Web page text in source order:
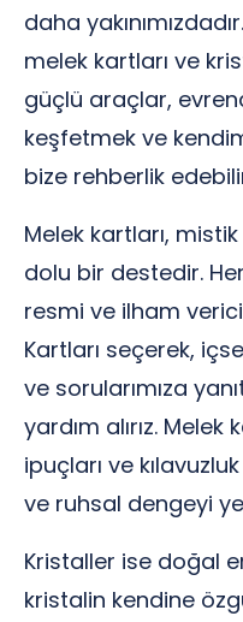
daha
melek kartları ve
güçlü araçlar,
keşfetmek ve
bize rehberlik
Melek kartları,
dolu bir destedir.
resmi ve ilham
Kartları seçerek,
ve sorularımıza
yardım alırız.
ipuçları ve
ve ruhsal dengeyi
Kristaller ise doğal
kristalin kendine